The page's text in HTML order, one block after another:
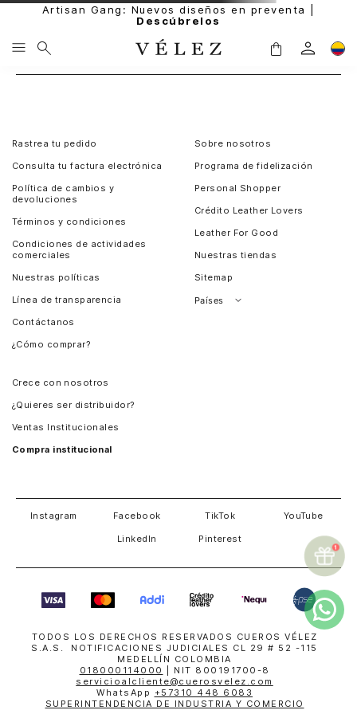
Artisan Gang: Nuevos diseños en preventa |
Descúbrelos
Rastrea tu pedido
Consulta tu factura electrónica
Política de cambios y
devoluciones
Términos y condiciones
Condiciones de actividades
comerciales
Nuestras políticas
Línea de transparencia
Contáctanos
¿Cómo comprar?
Sobre nosotros
Programa de fidelización
Personal Shopper
Crédito Leather Lovers
Leather For Good
Nuestras tiendas
Sitemap
Países
Crece con nosotros
¿Quieres ser distribuidor?
Ventas Institucionales
Compra institucional
Instagram Facebook TikTok YouTube
LinkedIn Pinterest
TODOS LOS DERECHOS RESERVADOS CUEROS VÉLEZ
S.A.S. NOTIFICACIONES JUDICIALES CL 29 # 52 -115
MEDELLÍN COLOMBIA
018000114000
| NIT 800191700-8
servicioalcliente@cuerosvelez.com
WhatsApp +57310 448 6083
SUPERINTENDENCIA DE INDUSTRIA Y COMERCIO